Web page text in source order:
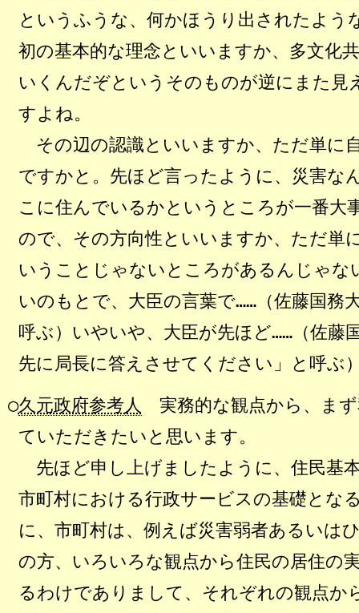
というふうな、何かほうり出されたよう
初の基本的な理念といいますか、多文化
いくんだぞというそのものが逆にまた見
すよね。
その辺の認識といいますか、ただ単に
ですかと。先ほど言ったように、災害な
こに住んでいるかというところが一番大
ので、その方向性といいますか、ただ単
いうことじゃないところがあるんじゃな
いのもとで、大臣の言葉で……（佐藤国務
呼ぶ）いやいや、大臣が先ほど……（佐藤
先に局長に答えさせてください」と呼ぶ
○久元政府参考人
実務的な観点から、ま
ていただきたいと思います。
先ほど申し上げましたように、住民基
市町村における行政サービスの基礎とな
に、市町村は、例えば災害弱者あるいは
の方、いろいろな観点から住民の居住の
るわけでありまして、それぞれの観点か